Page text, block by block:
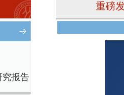
究报告
重磅